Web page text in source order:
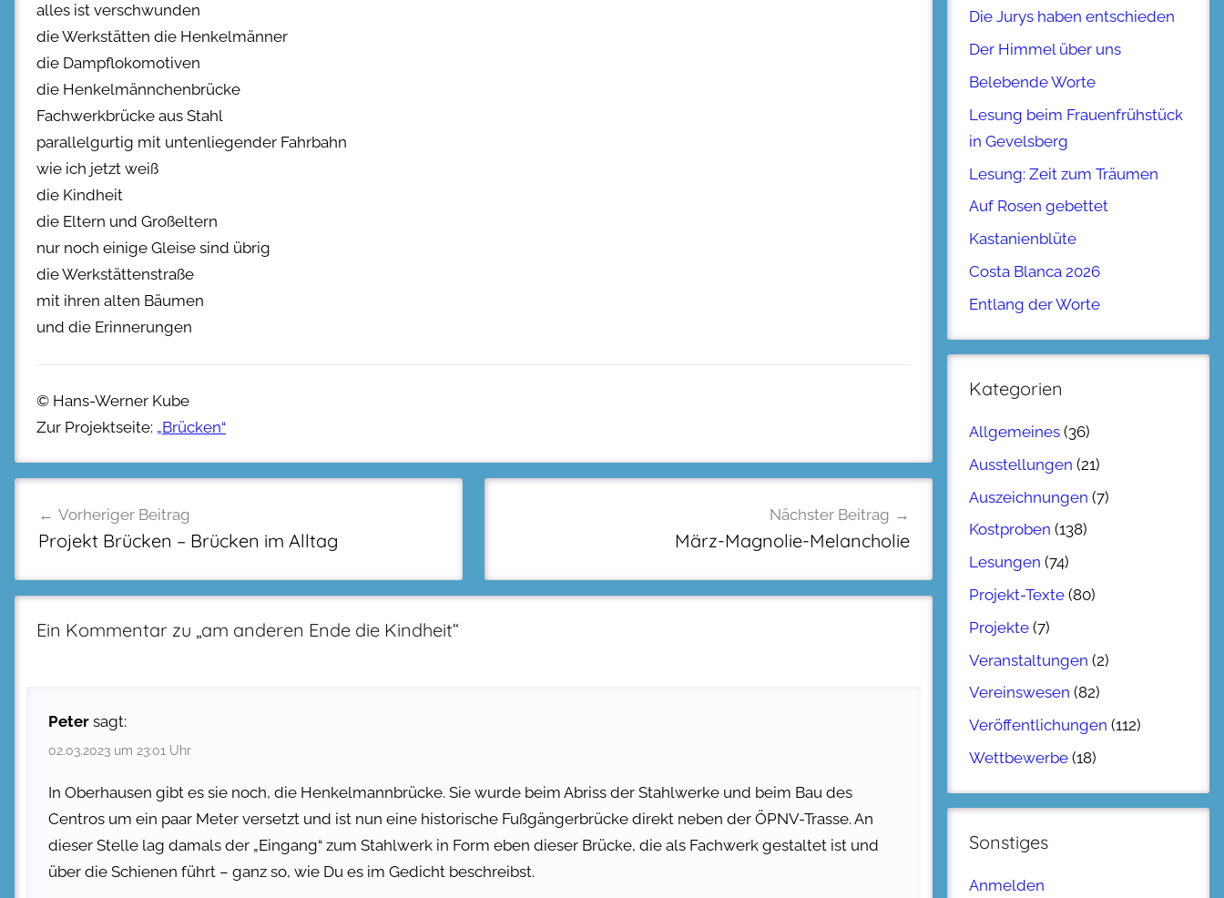
alles ist verschwunden
die Werkstätten die Henkelmänner
die Dampflokomotiven
die Henkelmännchenbrücke
Fachwerkbrücke aus Stahl
parallelgurtig mit untenliegender Fahrbahn
wie ich jetzt weiß
die Kindheit
die Eltern und Großeltern
nur noch einige Gleise sind übrig
die Werkstättenstraße
mit ihren alten Bäumen
und die Erinnerungen
© Hans-Werner Kube
Zur Projektseite: „Brücken“
Vorheriger Beitrag
Projekt Brücken – Brücken im Alltag
Nächster Beitrag
März-Magnolie-Melancholie
Ein Kommentar zu „am anderen Ende die Kindheit“
Peter sagt:
02.03.2023 um 23:01 Uhr
In Oberhausen gibt es sie noch, die Henkelmannbrücke. Sie wurde beim Abriss der Stahlwerke und beim Bau des
Centros um ein paar Meter versetzt und ist nun eine historische Fußgängerbrücke direkt neben der ÖPNV-Trasse. An
dieser Stelle lag damals der „Eingang“ zum Stahlwerk in Form eben dieser Brücke, die als Fachwerk gestaltet ist und
über die Schienen führt – ganz so, wie Du es im Gedicht beschreibst.
Die Jurys haben entschieden
Der Himmel über uns
Belebende Worte
Lesung beim Frauenfrühstück
in Gevelsberg
Lesung: Zeit zum Träumen
Auf Rosen gebettet
Kastanienblüte
Costa Blanca 2026
Entlang der Worte
Kategorien
Allgemeines (36)
Ausstellungen (21)
Auszeichnungen (7)
Kostproben (138)
Lesungen (74)
Projekt-Texte (80)
Projekte (7)
Veranstaltungen (2)
Vereinswesen (82)
Veröffentlichungen (112)
Wettbewerbe (18)
Sonstiges
Anmelden